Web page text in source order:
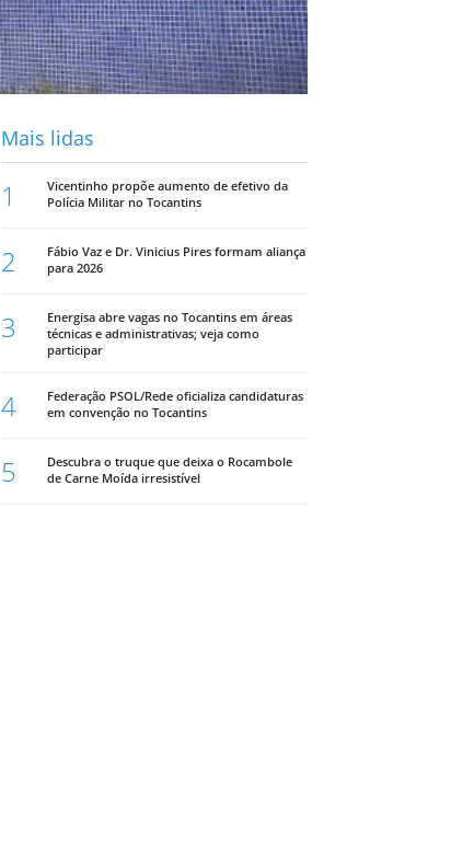
Mais lidas
1
Vicentinho propõe aumento de efetivo da
Polícia Militar no Tocantins
2
Fábio Vaz e Dr. Vinicius Pires formam aliança
para 2026
3
Energisa abre vagas no Tocantins em áreas
técnicas e administrativas; veja como
participar
4
Federação PSOL/Rede oficializa candidaturas
em convenção no Tocantins
5
Descubra o truque que deixa o Rocambole
de Carne Moída irresistível